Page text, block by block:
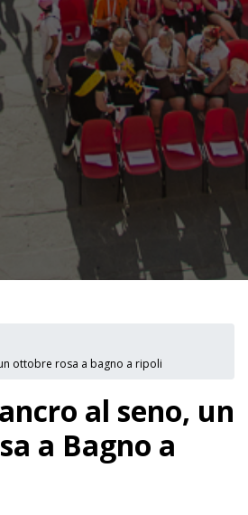
ottobre rosa a bagno a ripoli
al seno, un
a Bagno a